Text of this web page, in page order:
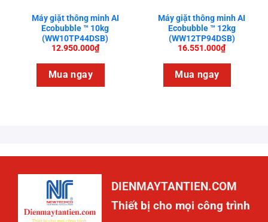
Máy giặt thông minh AI
Ecobubble ™ 10kg
(WW10TP44DSB)
12.950.000₫
Mua ngay
Máy giặt thông minh AI
Ecobubble ™ 12kg
(WW12TP94DSB)
16.551.000₫
Mua ngay
DIENMAYTANTIEN.COM
Thiết bị cho mọi công trình